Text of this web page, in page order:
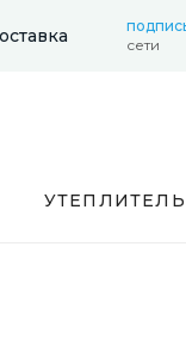
сети
УТЕПЛИТЕЛЬ